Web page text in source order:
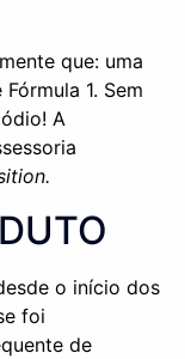
que: uma
1. Sem
A
o início dos
foi
de